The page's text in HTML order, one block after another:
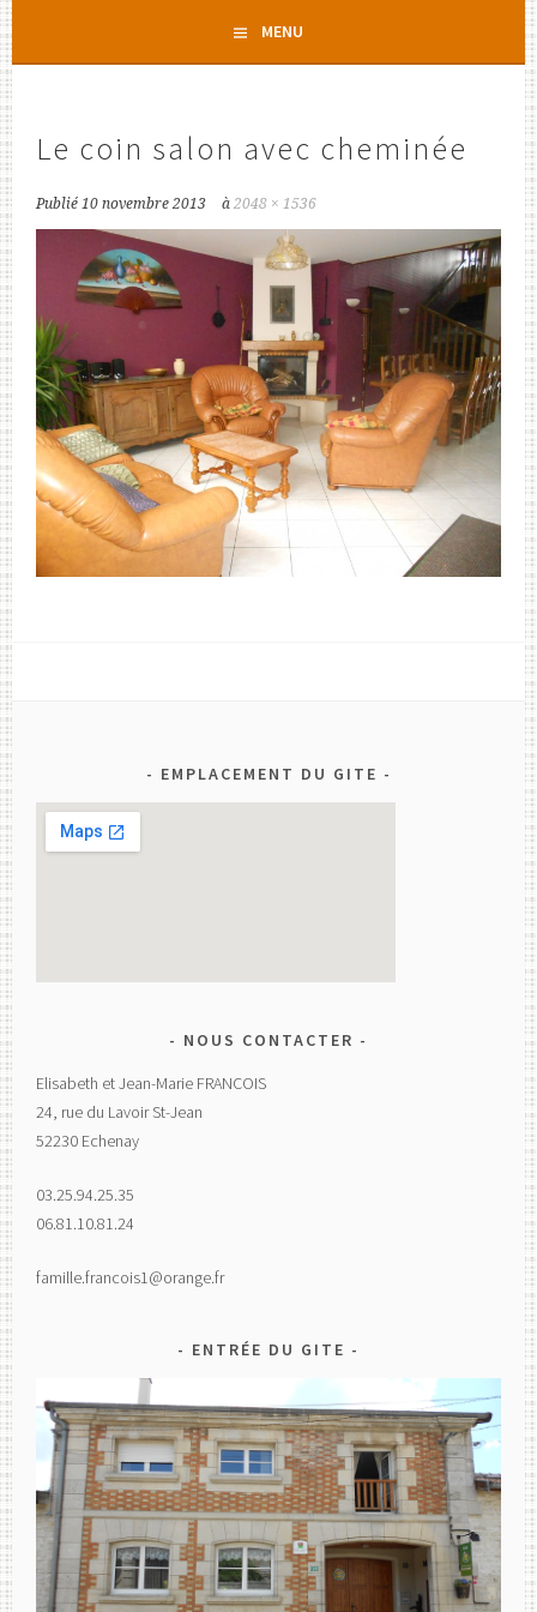
contenu
MENU
Le coin salon avec cheminée
Publié10 novembre 2013 à2048 × 1536
EMPLACEMENT DU GITE
NOUS CONTACTER
Elisabeth et Jean-Marie FRANCOIS
24, rue du Lavoir St-Jean
52230 Echenay
03.25.94.25.35
06.81.10.81.24
famille.francois1@orange.fr
ENTRÉE DU GITE